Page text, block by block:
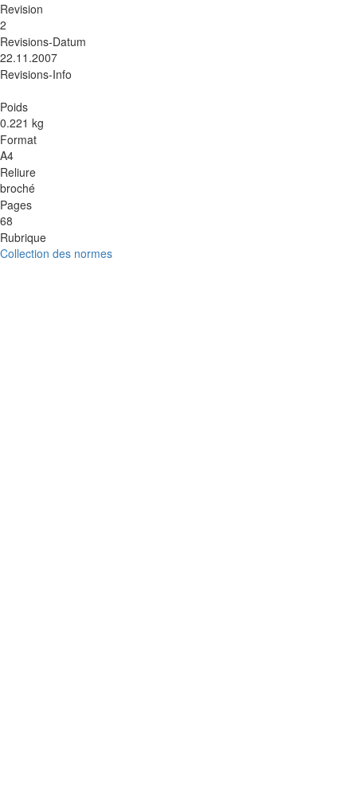
Revision
2
Revisions-Datum
22.11.2007
Revisions-Info
Poids
0.221 kg
Format
A4
Reliure
broché
Pages
68
Rubrique
Collection des normes